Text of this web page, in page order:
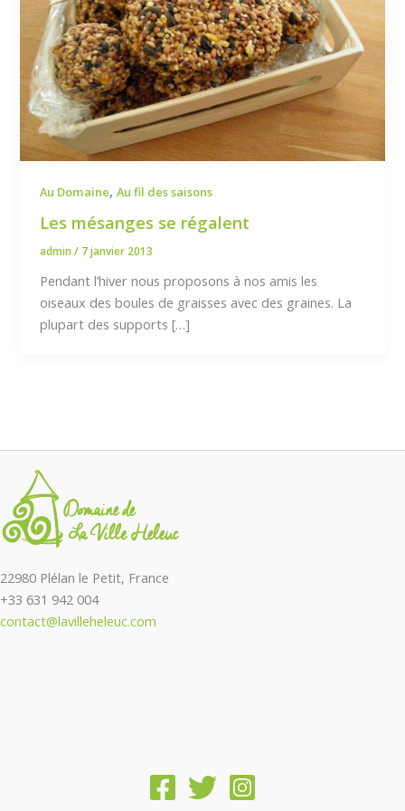
Au Domaine,Au fil des saisons
Les mésanges se régalent
admin/ 7 janvier 2013
Pendant l’hiver nous proposons à nos amis les
oiseaux des boules de graisses avec des graines. La
plupart des supports […]
22980 Plélan le Petit, France
+33 631 942 004
contact@lavilleheleuc.com